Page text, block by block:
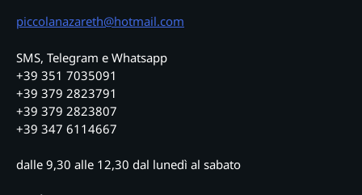
piccolanazareth@hotmail.com
SMS, Telegram e Whatsapp
+39 351 7035091
+39 379 2823791
+39 379 2823807
+39 347 6114667
dalle 9,30 alle 12,30 dal lunedì al sabato